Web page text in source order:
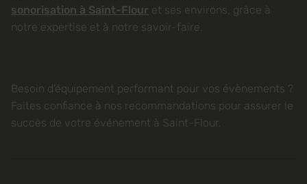
sonorisation à Saint-Flour et ses environs, grâce à
notre expertise et à notre savoir-faire.
Besoin d’équipement performant pour vos évènements ?
Faites confiance à nos recommandations pour assurer le
succès de votre événement à Saint-Flour.